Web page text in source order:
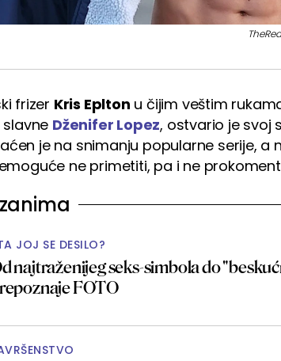
frizer Kris Eplton u čijim veštim
slavne Dženifer Lopez, ostvario je svoj
je na snimanju popularne serije, a
ne primetiti, pa i ne
JOJ SE DESILO?
najtraženijeg seks-simbola do
FOTO